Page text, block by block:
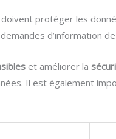
protéger les
d’information
et améliorer la
Il est également